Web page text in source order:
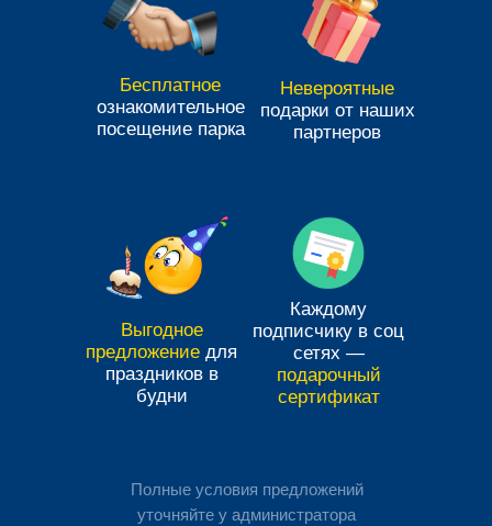
Бесплатное
ознакомительное
посещение парка
Невероятные
подарки от наших
партнеров
Выгодное
предложение для
праздников в
будни
Каждому
подписчику в соц
сетях —
подарочный
сертификат
Полные условия предложений
уточняйте у администратора